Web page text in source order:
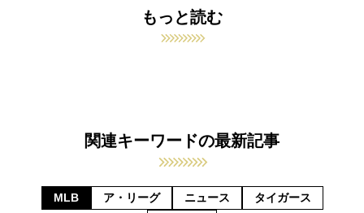
もっと読む
関連キーワードの最新記事
MLB ア・リーグ ニュース
タイガース